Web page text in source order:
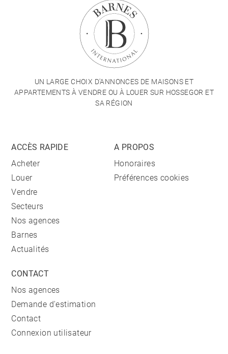
UN LARGE CHOIX D'ANNONCES DE MAISONS ET
APPARTEMENTS À VENDRE OU À LOUER SUR HOSSEGOR ET
SA RÉGION
ACCÈS RAPIDE
Acheter
Louer
Vendre
Secteurs
Nos agences
Barnes
Actualités
A PROPOS
Honoraires
Préférences cookies
CONTACT
Nos agences
Demande d'estimation
Contact
Connexion utilisateur